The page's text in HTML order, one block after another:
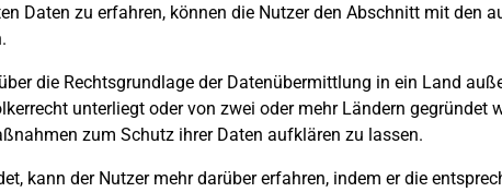
Daten zu erfahren, können die Nutzer den Abschnitt mit den
die Rechtsgrundlage der Datenübermittlung in ein Land
unterliegt oder von zwei oder mehr Ländern gegründet
zum Schutz ihrer Daten aufklären zu lassen.
kann der Nutzer mehr darüber erfahren, indem er die